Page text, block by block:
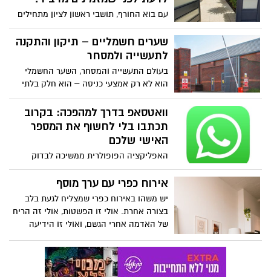
עם בוא החורף, תושבי ראשון לציון מתחילים
להרגיש את השפעת השינוי בעונות גם בבית.
הקור והגשמים גורמים למזיקים כמו תיקנים,
נמלים, פרעושים ואף מכרסמים - לחפש
בתקופה הזו רבים מבינים עד כמה חשוב
להיערך מראש ולטפל במפגעים בזמן, לפני
שירות זול ומהיר, חשוב לזכור שלא תמיד
מחיר הדברה בראשון לציון צריך להיות הגורם
היחיד שמשפיע על הבחירה.
שערים חשמליים – תיקון והתקנה
לתעשייה ולמסחר
בעולם התעשייה והמסחר, השער החשמלי
הוא לא רק אמצעי כניסה – הוא חלק בלתי
נפרד מהביטחון, הנוחות והיעילות של כל
עסק. כשצריך שירות אמין, מהיר ומקצועי –
פונים אל יוסי נתנאל, מומחה לשערים
חשמליים עם ניסיון רב בתחום.
וואטסאפ בדרך למהפכה: בקרוב
תכתבו בלי לחשוף את המספר
האישי שלכם
האפליקציה הפופולרית ממשיכה לבדוק
מערכת חדשה שתאפשר שמות משתמש, עם
אפשרות לשמור יוזר מראש ולהוסיף שכבת
פרטיות ייחודית
אירוח כפרי עם ערך מוסף
יש משהו באירוח כפרי שמצליח לגעת בלב
בצורה אחרת. אולי זו הפשטות, אולי זה הריח
של האדמה אחרי הגשם, ואולי זו הידיעה
להרגיש כאילו יצאנו לעולם אחר, קצת כמו
לצאת להפוגה לחו"ל.